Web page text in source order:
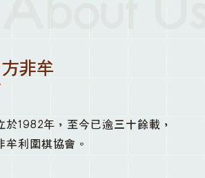
非牟
於1982年，至今已逾三十餘載，
牟利圍棋協會。